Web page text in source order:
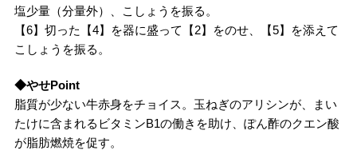
塩少量（分量外）、こしょうを振る。
【6】切った【4】を器に盛って【2】をのせ、【5】を添えて
こしょうを振る。
◆やせPoint
脂質が少ない牛赤身をチョイス。玉ねぎのアリシンが、まい
たけに含まれるビタミンB1の働きを助け、ぽん酢のクエン酸
が脂肪燃焼を促す。